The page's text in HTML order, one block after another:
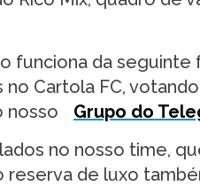
funciona da seguinte
Cartola FC,
nosso
Grupo do
no nosso time,
reserva de luxo